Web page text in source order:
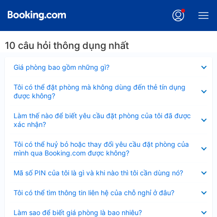
10 câu hỏi thông dụng nhất
Giá phòng bao gồm những gì?
thu
Tôi có thể đặt phòng mà không dùng đến thẻ tín dụng
được không?
thu
gọn
Làm thế nào để biết yêu cầu đặt phòng của tôi đã được
xác nhận?
thu
gọn
Tôi có thể huỷ bỏ hoặc thay đổi yêu cầu đặt phòng của
mình qua Booking.com được không?
thu
gọn
Mã số PIN của tôi là gì và khi nào thì tôi cần dùng nó?
thu
Tôi có thể tìm thông tin liên hệ của chỗ nghỉ ở đâu?
thu
Làm sao để biết giá phòng là bao nhiêu?
thu